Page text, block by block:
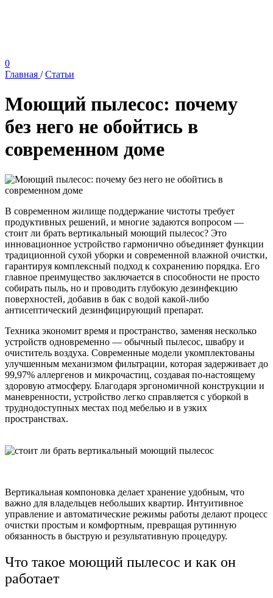
0
Главная / Статьи
Моющий пылесос: почему
без него не обойтись в
современном доме
В современном жилище поддержание чистоты требует
продуктивных решений, и многие задаются вопросом —
стоит ли брать вертикальный моющий пылесос? Это
инновационное устройство гармонично объединяет функции
традиционной сухой уборки и современной влажной очистки,
гарантируя комплексный подход к сохранению порядка. Его
главное преимущество заключается в способности не просто
собирать пыль, но и проводить глубокую дезинфекцию
поверхностей, добавив в бак с водой какой-либо
антисептический дезинфицирующий препарат.
Техника экономит время и пространство, заменяя несколько
устройств одновременно — обычный пылесос, швабру и
очиститель воздуха. Современные модели укомплектованы
улучшенным механизмом фильтрации, которая задерживает до
99,97% аллергенов и микрочастиц, создавая по-настоящему
здоровую атмосферу. Благодаря эргономичной конструкции и
маневренности, устройство легко справляется с уборкой в
труднодоступных местах под мебелью и в узких
пространствах.
Вертикальная компоновка делает хранение удобным, что
важно для владельцев небольших квартир. Интуитивное
управление и автоматические режимы работы делают процесс
очистки простым и комфортным, превращая рутинную
обязанность в быструю и результативную процедуру.
Что такое моющий пылесос и как он
работает